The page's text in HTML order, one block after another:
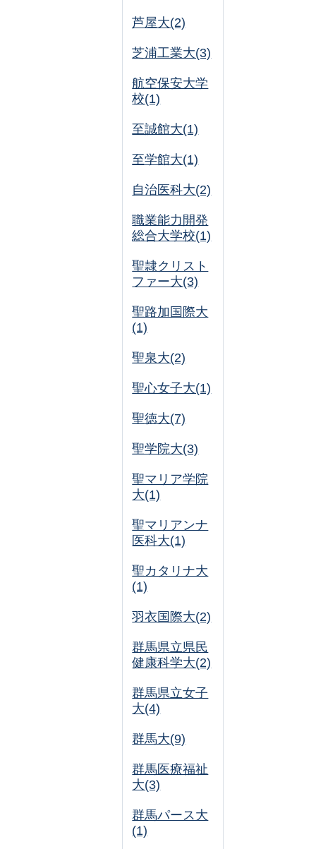
芦屋大(2)
芝浦工業大(3)
航空保安大学
校(1)
至誠館大(1)
至学館大(1)
自治医科大(2)
職業能力開発
総合大学校(1)
聖隷クリスト
ファー大(3)
聖路加国際大
(1)
聖泉大(2)
聖心女子大(1)
聖徳大(7)
聖学院大(3)
聖マリア学院
大(1)
聖マリアンナ
医科大(1)
聖カタリナ大
(1)
羽衣国際大(2)
群馬県立県民
健康科学大(2)
群馬県立女子
大(4)
群馬大(9)
群馬医療福祉
大(3)
群馬パース大
(1)